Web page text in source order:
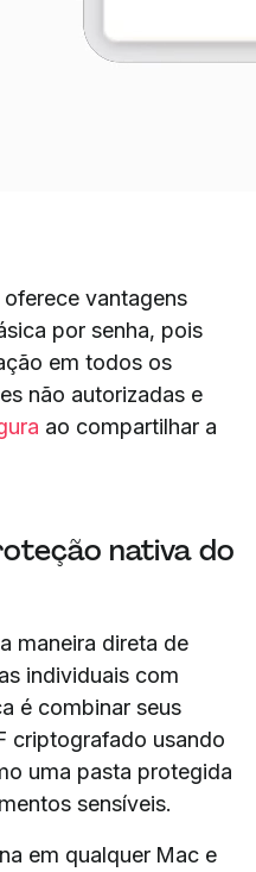
vantagens
por senha, pois
em todos os
não autorizadas e
ao compartilhar a
nativa do
maneira direta de
individuais com
é combinar seus
criptografado usando
uma pasta protegida
sensíveis.
em qualquer Mac e